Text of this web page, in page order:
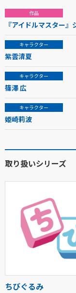
作品
『アイドルマスター』
キャラクター
紫雲清夏
キャラクター
篠澤 広
キャラクター
姫崎莉波
取り扱いシリーズ
ちびぐるみ